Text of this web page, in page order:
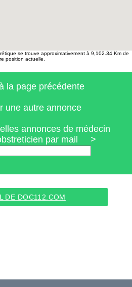
se trouve approximativement à 9,102.34 Km de
position actuelle.
page précédente
autre annonce
annonces de médecin
par mail >
DE DOC112.COM